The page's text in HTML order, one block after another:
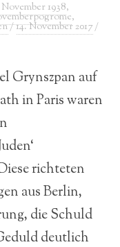
1938,
,
/14. November 2017/
Grynszpan auf
in Paris waren
richteten
aus Berlin,
die Schuld
deutlich